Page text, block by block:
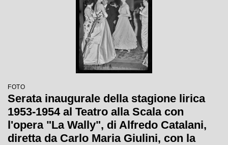
FOTO
Serata inaugurale della stagione lirica
1953-1954 al Teatro alla Scala con
l'opera "La Wally", di Alfredo Catalani,
diretta da Carlo Maria Giulini, con la